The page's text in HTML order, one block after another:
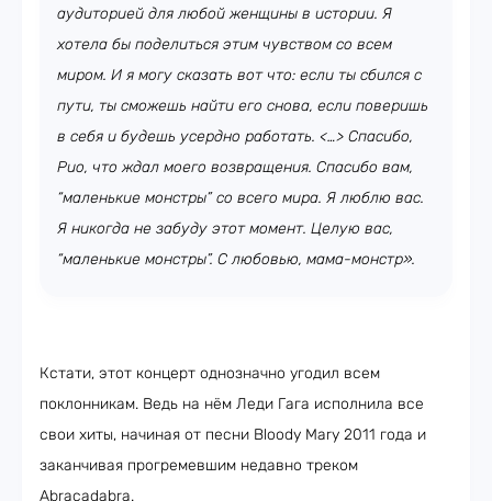
аудиторией для любой женщины в истории. Я
хотела бы поделиться этим чувством со всем
миром. И я могу сказать вот что: если ты сбился с
пути, ты сможешь найти его снова, если поверишь
в себя и будешь усердно работать. <…> Спасибо,
Рио, что ждал моего возвращения. Спасибо вам,
“маленькие монстры” со всего мира. Я люблю вас.
Я никогда не забуду этот момент. Целую вас,
“маленькие монстры”. С любовью, мама-монстр».
Кстати, этот концерт однозначно угодил всем
поклонникам. Ведь на нём Леди Гага исполнила все
свои хиты, начиная от песни Bloody Mary 2011 года и
заканчивая прогремевшим недавно треком
Abracadabra.